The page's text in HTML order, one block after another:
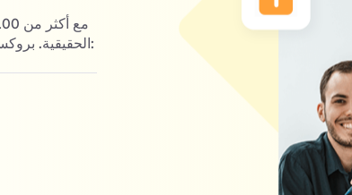
الأول لخوادم Blackfoot Communications الحقيقية. بروكسياتنا السكنية تقدم: